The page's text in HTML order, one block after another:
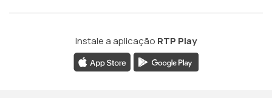
Instale a aplicação RTP Play